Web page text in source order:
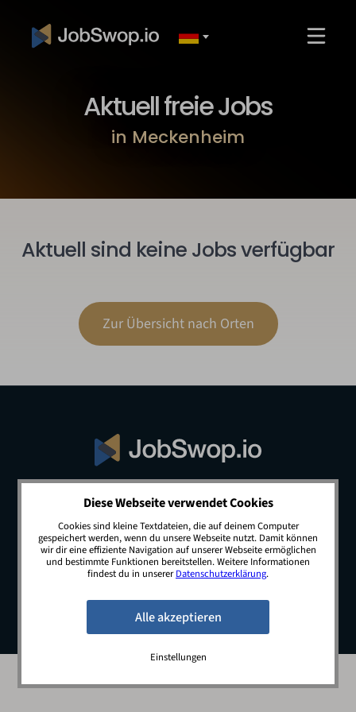
Aktuell freie Jobs
in Meckenheim
Aktuell sind keine Jobs verfügbar
Zur Übersicht nach Orten
© 2026 JobSwop.io · All rights reserved.
Blog Jobs Newsletter
Kontakt
Preise
Impressum Datenschutz
Diese Webseite verwendet Cookies
Cookies sind kleine Textdateien, die auf deinem Computer
gespeichert werden, wenn du unsere Webseite nutzt. Damit können
wir dir eine effiziente Navigation auf unserer Webseite ermöglichen
und bestimmte Funktionen bereitstellen. Weitere Informationen
findest du in unsererDatenschutzerklärung.
Einstellungen